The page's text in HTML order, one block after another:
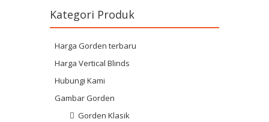
Kategori Produk
Harga Gorden terbaru
Harga Vertical Blinds
Hubungi Kami
Gambar Gorden
Gorden Klasik